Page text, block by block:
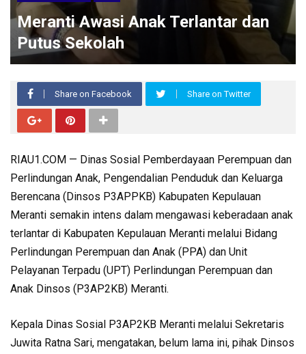
Meranti Awasi Anak Terlantar dan
Putus Sekolah
Share on Facebook Share on Twitter
RIAU1.COM — Dinas Sosial Pemberdayaan Perempuan dan
Perlindungan Anak, Pengendalian Penduduk dan Keluarga
Berencana (Dinsos P3APPKB) Kabupaten Kepulauan
Meranti semakin intens dalam mengawasi keberadaan anak
terlantar di Kabupaten Kepulauan Meranti melalui Bidang
Perlindungan Perempuan dan Anak (PPA) dan Unit
Pelayanan Terpadu (UPT) Perlindungan Perempuan dan
Anak Dinsos (P3AP2KB) Meranti.
Kepala Dinas Sosial P3AP2KB Meranti melalui Sekretaris
Juwita Ratna Sari, mengatakan, belum lama ini, pihak Dinsos